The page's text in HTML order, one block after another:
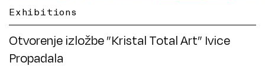
Exhibitions
Otvorenje izložbe ”Kristal Total Art” Ivice
Propadala